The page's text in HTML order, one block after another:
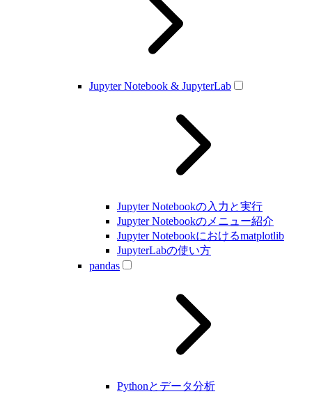
Jupyter Notebook & JupyterLab
Jupyter Notebookの入力と実行
Jupyter Notebookのメニュー紹介
Jupyter Notebookにおけるmatplotlib
JupyterLabの使い方
pandas
Pythonとデータ分析